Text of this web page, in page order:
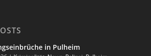
in Pulheim